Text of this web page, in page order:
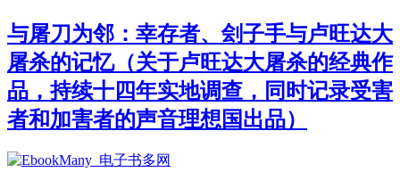
与屠刀为邻：幸存者、刽子手与卢旺达大
屠杀的记忆（关于卢旺达大屠杀的经典作
品，持续十四年实地调查，同时记录受害
者和加害者的声音理想国出品）